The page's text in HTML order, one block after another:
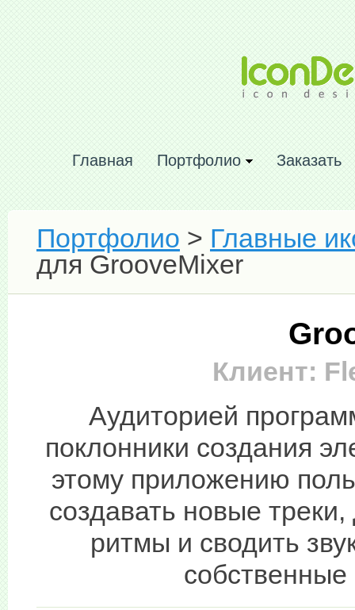
Главная Портфолио Заказать
Портфолио > Главные
для GrooveMixer
Клиент:
Аудиторией
поклонники создания
этому приложению
создавать новые
ритмы и сводить